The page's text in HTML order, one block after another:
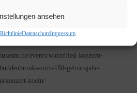
ansehen
DatenschutzImpressum
im Hause Buddenbrook. 24.08.2025. um
Schauspielerin Sibylle Bertsch Am
events/wahnfried-konzerte-
zum-150-geburtsjahr-
koeln/